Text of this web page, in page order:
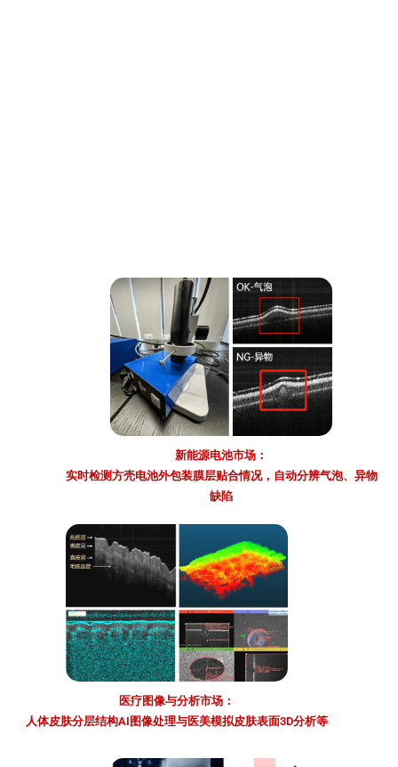
新能源电池市场：
实时检测方壳电池外包装膜层贴合情况，自动分辨气泡、异物
缺陷
医疗图像与分析市场：
人体皮肤分层结构AI图像处理与医美模拟皮肤表面3D分析等